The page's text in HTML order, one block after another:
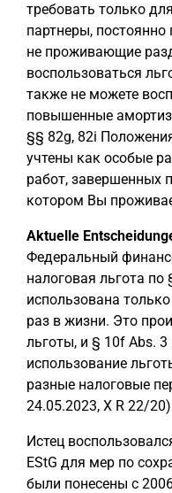
требовать только
партнеры,
не проживающие
воспользоваться
также не можете
повышенные
§§ 82g, 82i
учтены как особые
работ, завершенных
котором Вы
Aktuelle
Федеральный
налоговая льгота
использована
раз в жизни. Это
льготы, и § 10f Abs.
использование
разные налоговые
24.05.2023, X R 22/
Истец
EStG для мер по
были понесены с